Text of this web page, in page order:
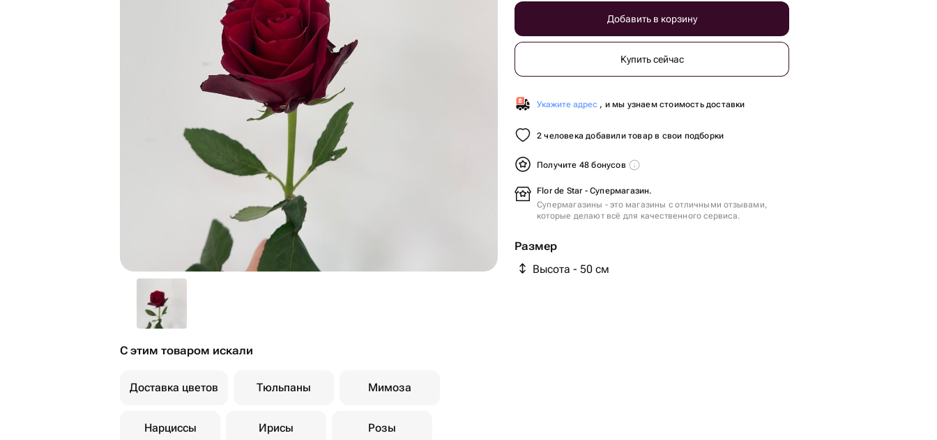
Добавить в корзину
Купить сейчас
Укажите адрес , и мы узнаем стоимость доставки
2 человека добавили товар в свои подборки
Получите 48 бонусов
Flor de Star - Супермагазин.
Супермагазины - это магазины с отличными отзывами,
которые делают всё для качественного сервиса.
Размер
Высота - 50 см
С этим товаром искали
Доставка цветов Тюльпаны Мимоза
Нарциссы Ирисы Розы